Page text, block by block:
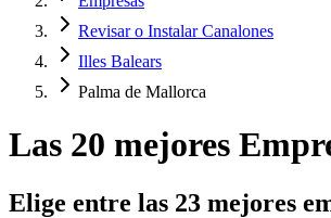
Revisar o Instalar Canalones
Illes Balears
Palma de Mallorca
Las 20 mejores
Elige entre las 23 mejores